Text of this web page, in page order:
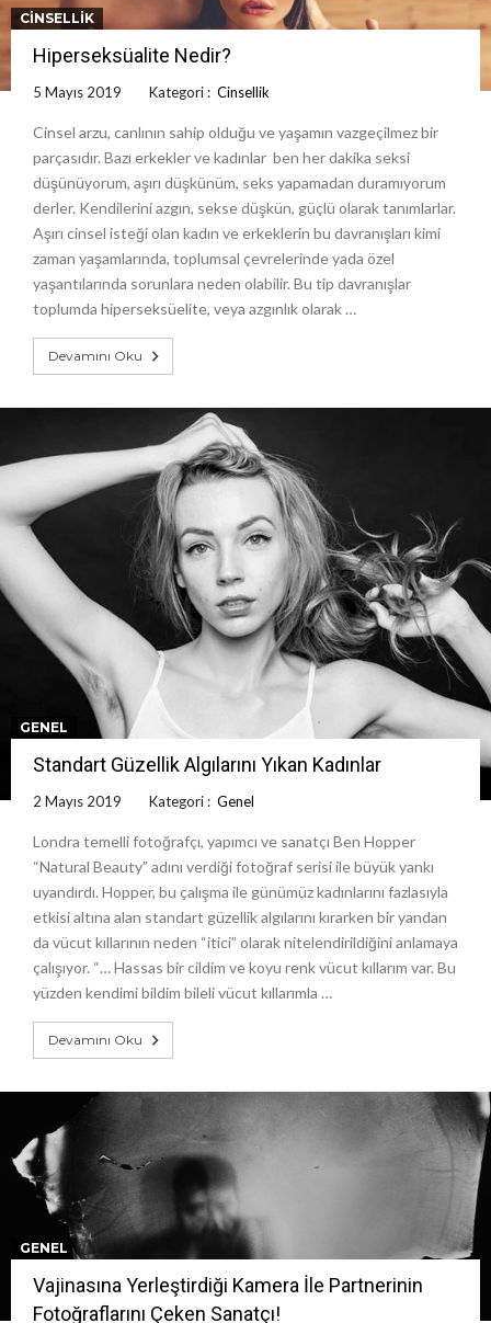
CINSELLIK
Hiperseksüalite Nedir?
5 Mayıs 2019 Kategori : Cinsellik
Cinsel arzu, canlının sahip olduğu ve yaşamın vazgeçilmez bir
parçasıdır. Bazı erkekler ve kadınlar ben her dakika seksi
düşünüyorum, aşırı düşkünüm, seks yapamadan duramıyorum
derler. Kendilerini azgın, sekse düşkün, güçlü olarak tanımlarlar.
Aşırı cinsel isteği olan kadın ve erkeklerin bu davranışları kimi
zaman yaşamlarında, toplumsal çevrelerinde yada özel
yaşantılarında sorunlara neden olabilir. Bu tip davranışlar
toplumda hiperseksüelite, veya azgınlık olarak …
Devamını Oku
GENEL
Standart Güzellik Algılarını Yıkan Kadınlar
2 Mayıs 2019 Kategori : Genel
Londra temelli fotoğrafçı, yapımcı ve sanatçı Ben Hopper
“Natural Beauty” adını verdiği fotoğraf serisi ile büyük yankı
uyandırdı. Hopper, bu çalışma ile günümüz kadınlarını fazlasıyla
etkisi altına alan standart güzellik algılarını kırarken bir yandan
da vücut kıllarının neden “itici” olarak nitelendirildiğini anlamaya
çalışıyor. “… Hassas bir cildim ve koyu renk vücut kıllarım var. Bu
yüzden kendimi bildim bileli vücut kıllarımla …
Devamını Oku
GENEL
Vajinasına Yerleştirdiği Kamera İle Partnerinin
Fotoğraflarını Çeken Sanatçı!